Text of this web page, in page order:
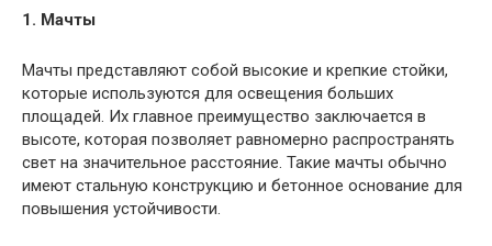
1. Мачты
Мачты представляют собой высокие и крепкие стойки,
которые используются для освещения больших
площадей. Их главное преимущество заключается в
высоте, которая позволяет равномерно распространять
свет на значительное расстояние. Такие мачты обычно
имеют стальную конструкцию и бетонное основание для
повышения устойчивости.